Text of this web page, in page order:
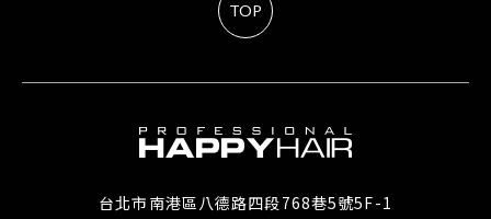
TOP
台北市南港區八德路四段768巷5號5F-1